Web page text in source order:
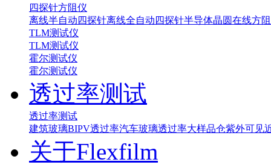
四探针方阻仪
离线半自动四探针离线全自动四探针半导体晶圆在线方
TLM测试仪
TLM测试仪
霍尔测试仪
霍尔测试仪
透过率测试
透过率测试
建筑玻璃BIPV透过率汽车玻璃透过率大样品仓紫外可见
关于Flexfilm